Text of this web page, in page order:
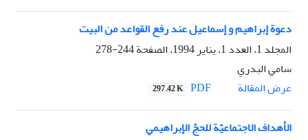
دعوة إبراهيم و إسماعيل عند رفع القواعد من البيت
المجلد 1، العدد 1، يناير 1994، الصفحة
244-278
سامي البدري
عرض المقالة
297.42 K
الأهداف الاجتماعيّة للحجّ الإبراهيمي